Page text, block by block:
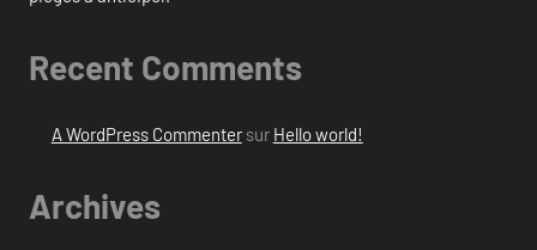
Recent Comments
A WordPress Commentersur Hello world!
Archives